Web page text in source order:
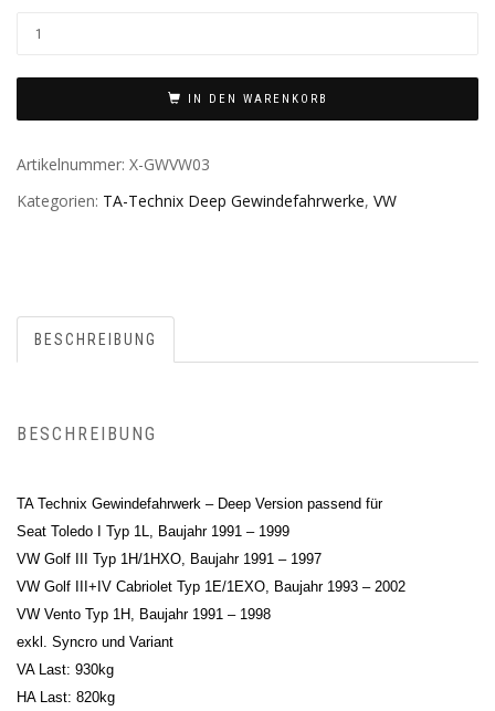
IN DEN WARENKORB
Artikelnummer: X-GWVW03
Kategorien: TA-Technix Deep Gewindefahrwerke, VW
BESCHREIBUNG
BESCHREIBUNG
TA Technix Gewindefahrwerk – Deep Version passend für
Seat Toledo I Typ 1L, Baujahr 1991 – 1999
VW Golf III Typ 1H/1HXO, Baujahr 1991 – 1997
VW Golf III+IV Cabriolet Typ 1E/1EXO, Baujahr 1993 – 2002
VW Vento Typ 1H, Baujahr 1991 – 1998
exkl. Syncro und Variant
VA Last: 930kg
HA Last: 820kg